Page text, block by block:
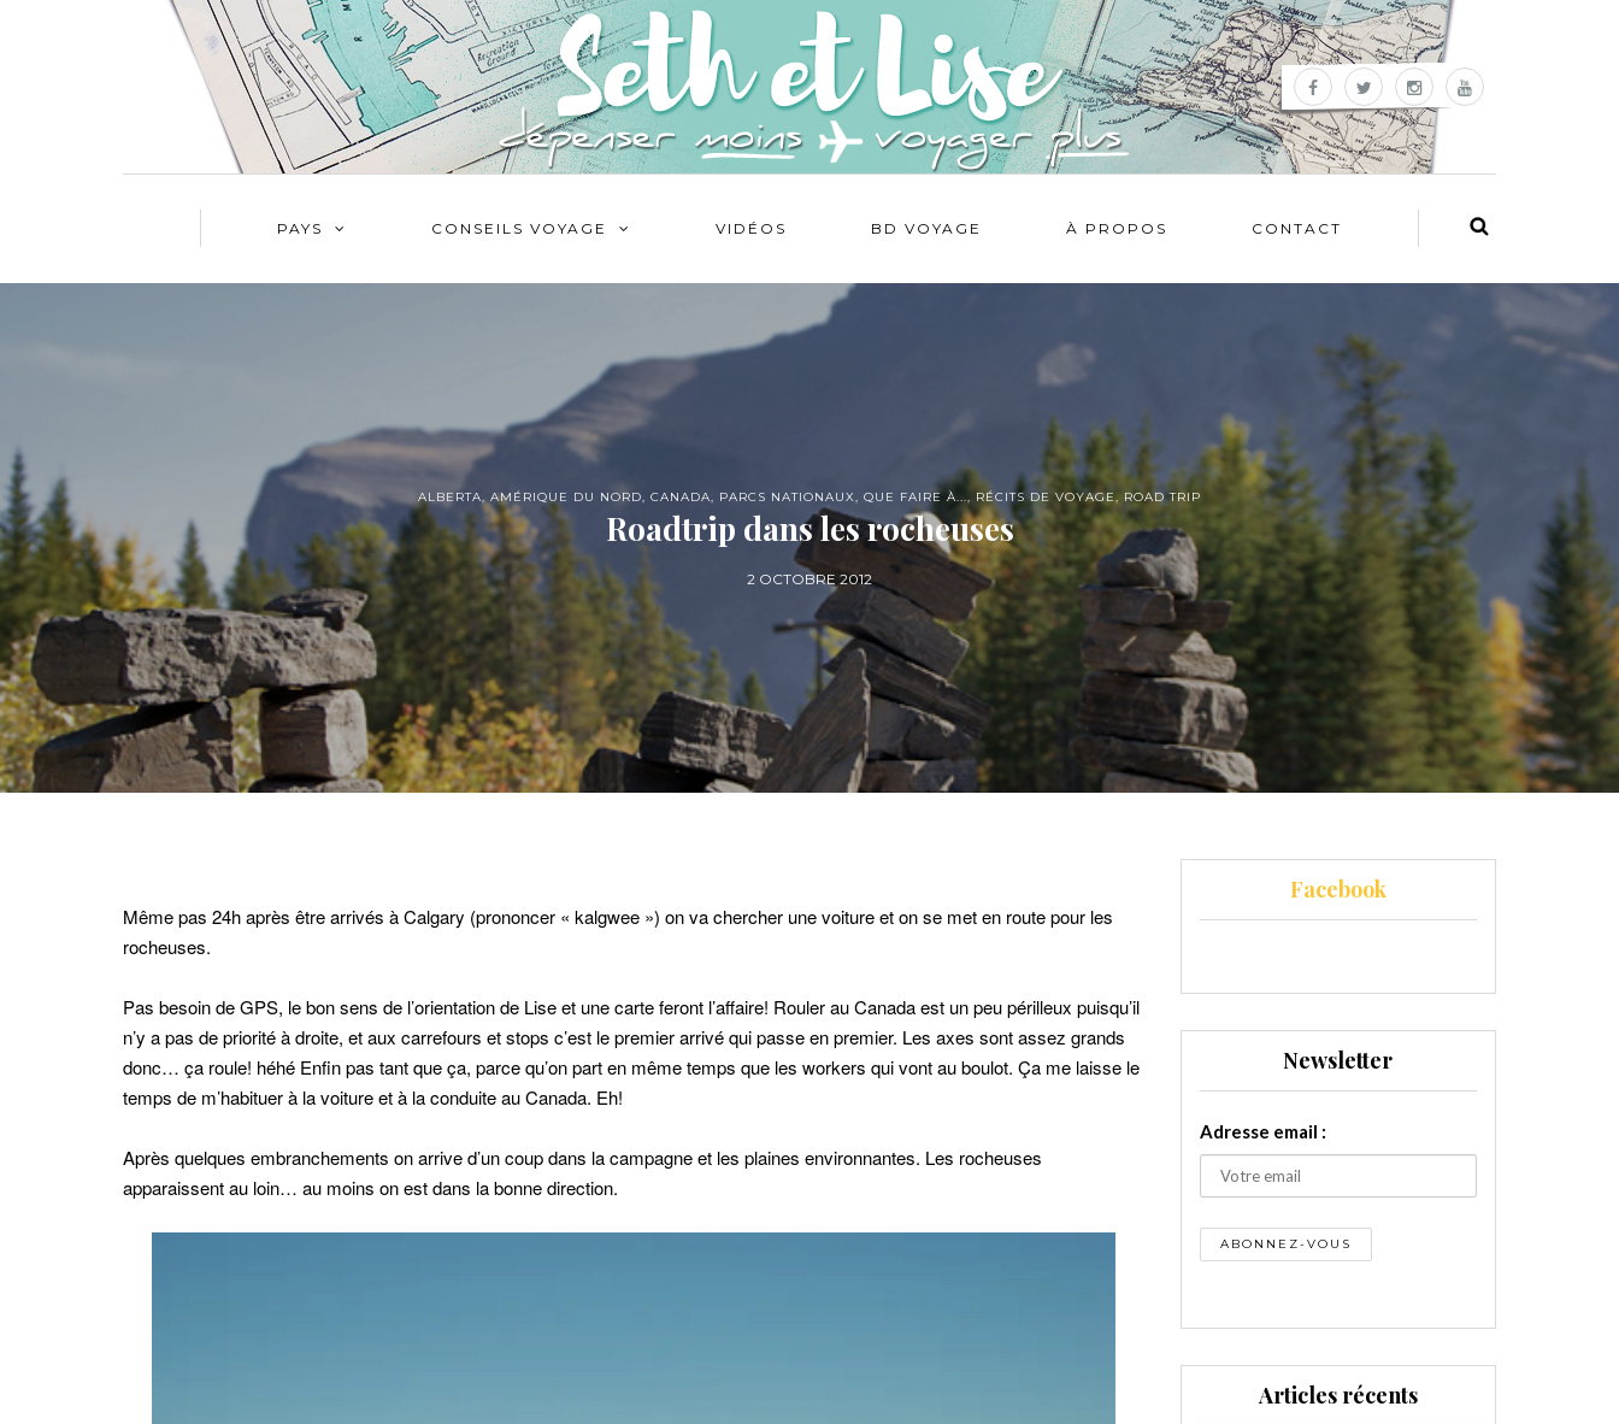
PAYS CONSEILS VOYAGE VIDÉOS BD VOYAGE À PROPOS CONTACT
ALBERTA, AMÉRIQUE DU NORD, CANADA, PARCS NATIONAUX, QUE FAIRE À..., RÉCITS DE VOYAGE, ROAD TRIP
Roadtrip dans les rocheuses
2 OCTOBRE 2012
Même pas 24h après être arrivés à Calgary (prononcer « kalgwee ») on va chercher une voiture et on se met en route pour les
rocheuses.
Pas besoin de GPS, le bon sens de l’orientation de Lise et une carte feront l’affaire! Rouler au Canada est un peu périlleux puisqu’il
n’y a pas de priorité à droite, et aux carrefours et stops c’est le premier arrivé qui passe en premier. Les axes sont assez grands
donc… ça roule! héhé Enfin pas tant que ça, parce qu’on part en même temps que les workers qui vont au boulot. Ça me laisse le
temps de m’habituer à la voiture et à la conduite au Canada. Eh!
Après quelques embranchements on arrive d’un coup dans la campagne et les plaines environnantes. Les rocheuses
apparaissent au loin… au moins on est dans la bonne direction.
Facebook
Newsletter
Adresse email :
Articles récents